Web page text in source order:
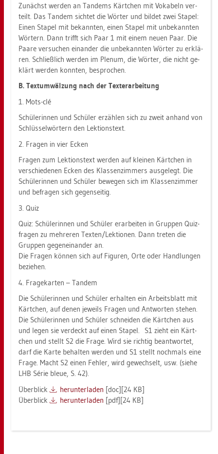
Zu­nächst wer­den an Tan­dems Kärt­chen mit Vo­ka­beln ver­
teilt. Das Tan­dem sich­tet die Wör­ter und bil­det zwei Sta­pel:
Einen Sta­pel mit be­kann­ten, einen Sta­pel mit un­be­kann­ten
Wör­tern. Dann trifft sich Paar 1 mit einem neuen Paar. Die
Paare ver­su­chen ein­an­der die un­be­kann­ten Wör­ter zu er­klä­
ren. Schließ­lich wer­den im Ple­num, die Wör­ter, die nicht ge­
klärt wer­den konn­ten, be­spro­chen.
B. Text­um­wäl­zung nach der Tex­ter­ar­bei­tung
1. Mots-clé
Schü­le­rin­nen und Schü­ler er­zäh­len sich zu zweit an­hand von
Schlüs­sel­wör­tern den Lek­ti­ons­text.
2. Fra­gen in vier Ecken
Fra­gen zum Lek­ti­ons­text wer­den auf klei­nen Kärt­chen in
ver­schie­de­nen Ecken des Klas­sen­zim­mers aus­ge­legt. Die
Schü­le­rin­nen und Schü­ler be­we­gen sich im Klas­sen­zim­mer
und be­fra­gen sich ge­gen­sei­tig.
3. Quiz
Quiz: Schü­le­rin­nen und Schü­ler er­ar­bei­ten in Grup­pen Quiz­
fra­gen zu meh­re­ren Tex­ten/Lek­tio­nen. Dann tre­ten die
Grup­pen ge­gen­ein­an­der an.
Die Fra­gen kön­nen sich auf Fi­gu­ren, Orte oder Hand­lun­gen
be­zie­hen.
4. Fra­ge­kar­ten – Tan­dem
Die Schü­le­rin­nen und Schü­ler er­hal­ten ein Ar­beits­blatt mit
Kärt­chen, auf denen je­weils Fra­gen und Ant­wor­ten ste­hen.
Die Schü­le­rin­nen und Schü­ler schnei­den die Kärt­chen aus
und legen sie ver­deckt auf einen Sta­pel. S1 zieht ein Kärt­
chen und stellt S2 die Frage. Wird sie rich­tig be­ant­wor­tet,
darf die Karte be­hal­ten wer­den und S1 stellt noch­mals eine
Frage. Macht S2 einen Feh­ler, wird ge­wech­selt, usw. (siehe
LHB Série bleue, S. 42).
Über­blick
her­un­ter­la­den [doc][24 KB]
Über­blick
her­un­ter­la­den [pdf][24 KB]